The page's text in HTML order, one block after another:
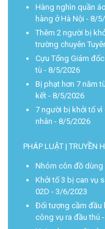
Hàng nghìn quần
hàng ở Hà Nội - 8/
Thêm 2 người bị
trường chuyên
Cựu Tổng Giám
tù - 8/5/2026
Bị phạt hơn 7 năm
kết - 8/5/2026
7 người bị khởi tố
nhân - 8/5/2026
PHÁP LUẬT | TRUYỀN
Nhóm côn đồ
Khởi tố 3 bị can vụ
02D - 3/6/2023
Đối tượng cầm đầu
công vụ ra đầu thú